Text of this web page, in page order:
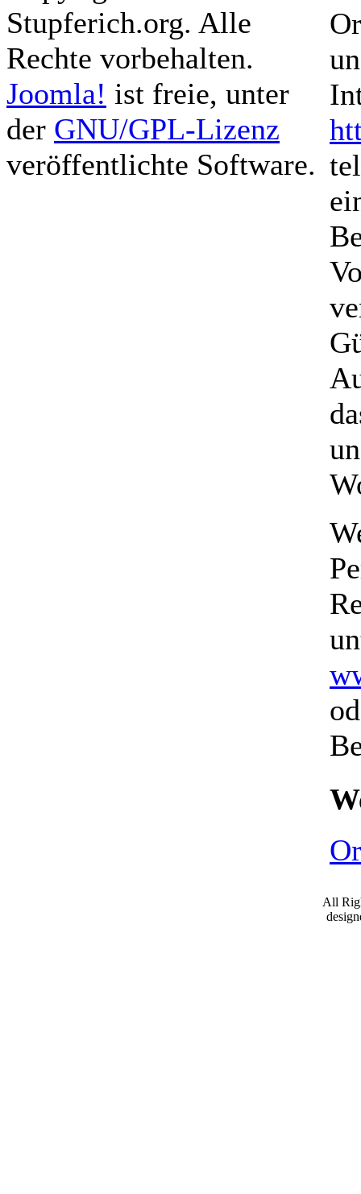
Stupferich.org. Alle
Rechte vorbehalten.
Joomla! ist freie, unter
der GNU/GPL-Lizenz
veröffentlichte Software.
All